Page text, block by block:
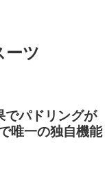
ーツ
でパドリングが
唯一の独自機能